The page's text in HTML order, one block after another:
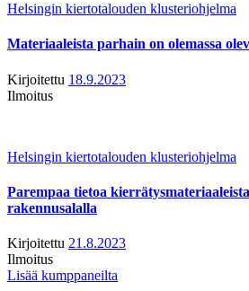
Helsingin kiertotalouden klusteriohjelma
Materiaaleista parhain on olemassa
Kirjoitettu 18.9.2023
Ilmoitus
Helsingin kiertotalouden klusteriohjelma
Parempaa tietoa
rakennusalalla
Kirjoitettu 21.8.2023
Ilmoitus
Lisää kumppaneilta